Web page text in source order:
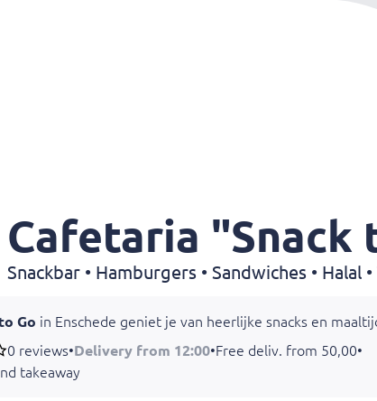
Cafetaria "Snack
Go in Enschede geniet je van heerlijke snacks en
0 reviews•Delivery from 12:00•Free deliv. from 50,00•
takeaway